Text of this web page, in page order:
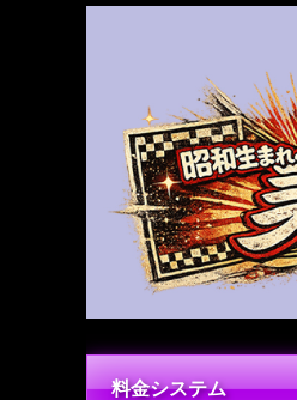
料金システム